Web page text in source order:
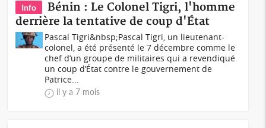
Info
Bénin : Le Colonel Tigri, l'homme
derrière la tentative de coup d'État
Pascal Tigri&nbsp;Pascal Tigri, un lieutenant-
colonel, a été présenté le 7 décembre comme le
chef d’un groupe de militaires qui a revendiqué
un coup d’État contre le gouvernement de
Patrice...
il y a 7 mois